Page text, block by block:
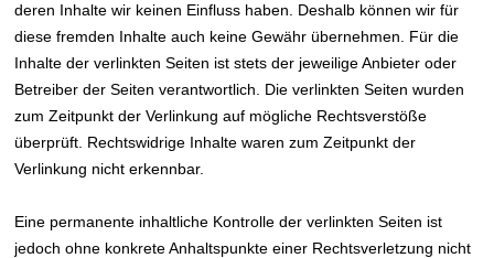
deren Inhalte wir keinen Einfluss haben. Deshalb können wir für
diese fremden Inhalte auch keine Gewähr übernehmen. Für die
Inhalte der verlinkten Seiten ist stets der jeweilige Anbieter oder
Betreiber der Seiten verantwortlich. Die verlinkten Seiten wurden
zum Zeitpunkt der Verlinkung auf mögliche Rechtsverstöße
überprüft. Rechtswidrige Inhalte waren zum Zeitpunkt der
Verlinkung nicht erkennbar.
Eine permanente inhaltliche Kontrolle der verlinkten Seiten ist
jedoch ohne konkrete Anhaltspunkte einer Rechtsverletzung nicht